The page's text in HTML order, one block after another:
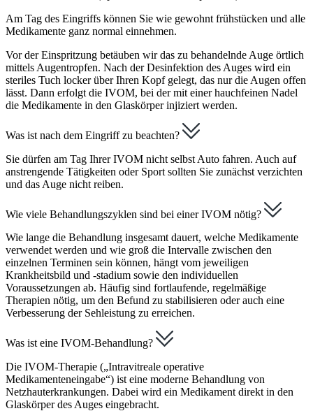
Am Tag des Eingriffs können Sie wie gewohnt frühstücken und alle
Medikamente ganz normal einnehmen.
Vor der Einspritzung betäuben wir das zu behandelnde Auge örtlich
mittels Augentropfen. Nach der Desinfektion des Auges wird ein
steriles Tuch locker über Ihren Kopf gelegt, das nur die Augen offen
lässt. Dann erfolgt die IVOM, bei der mit einer hauchfeinen Nadel
die Medikamente in den Glaskörper injiziert werden.
Was ist nach dem Eingriff zu beachten?
Sie dürfen am Tag Ihrer IVOM nicht selbst Auto fahren. Auch auf
anstrengende Tätigkeiten oder Sport sollten Sie zunächst verzichten
und das Auge nicht reiben.
Wie viele Behandlungszyklen sind bei einer IVOM nötig?
Wie lange die Behandlung insgesamt dauert, welche Medikamente
verwendet werden und wie groß die Intervalle zwischen den
einzelnen Terminen sein können, hängt vom jeweiligen
Krankheitsbild und -stadium sowie den individuellen
Voraussetzungen ab. Häufig sind fortlaufende, regelmäßige
Therapien nötig, um den Befund zu stabilisieren oder auch eine
Verbesserung der Sehleistung zu erreichen.
Was ist eine IVOM-Behandlung?
Die IVOM-Therapie („Intravitreale operative
Medikamenteneingabe“) ist eine moderne Behandlung von
Netzhauterkrankungen. Dabei wird ein Medikament direkt in den
Glaskörper des Auges eingebracht.